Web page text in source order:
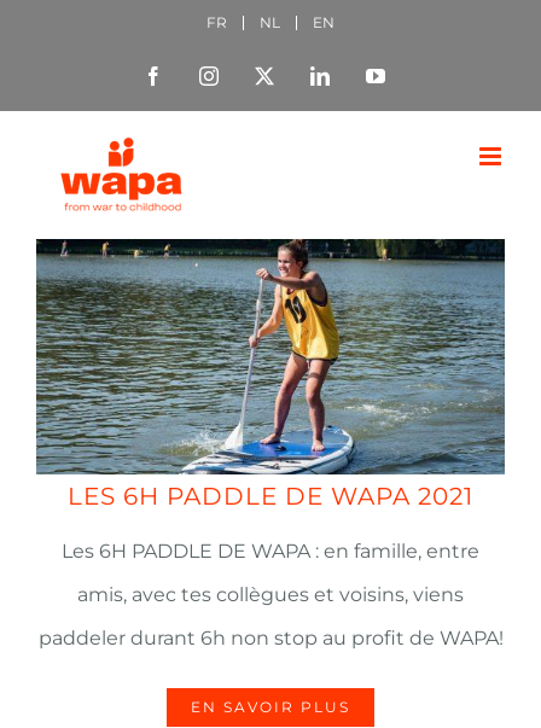
contenu
FR NL EN
FacebookInstagram LinkedInYouTube
LES 6H PADDLE DE WAPA 2021
Les 6H PADDLE DE WAPA : en famille, entre
amis, avec tes collègues et voisins, viens
paddeler durant 6h non stop au profit de WAPA!
EN SAVOIR PLUS